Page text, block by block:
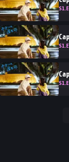
S1.E
S1.E
S1.E